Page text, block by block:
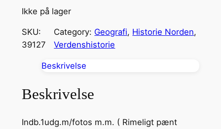
Ikke på lager
SKU:
39127
Category: Geografi, Historie Norden
Verdenshistorie
Beskrivelse
Beskrivelse
Indb.1udg.m/fotos m.m. ( Rimeligt pænt